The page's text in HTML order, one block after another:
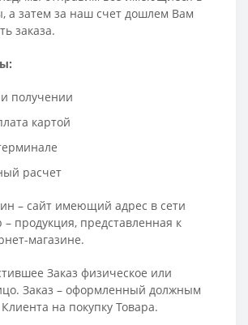
а затем за наш счет дошлем Вам
заказа.
получении
картой
расчет
– сайт имеющий адрес в сети
– продукция, представленная к
магазине.
Заказ физическое или
Заказ – оформленный должным
на покупку Товара.